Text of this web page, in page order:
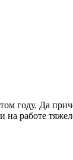
году. Да
на работе